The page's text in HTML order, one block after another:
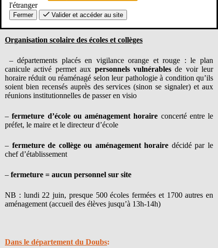
Voici les points à retenir :
Organisation scolaire des écoles et collèges
– départements placés en vigilance orange et rouge : le plan
canicule activé permet aux personnels vulnérablesde voir leur
horaire réduit ou réaménagé selon leur pathologie à condition qu’ils
soient bien recensés auprès des services (sinon se signaler) et aux
réunions institutionnelles de passer en visio
–fermeture d’école ou aménagement horaire concerté entre le
préfet, le maire et le directeur d’école
– fermeture de collège ou aménagement horaire décidé par le
chef d’établissement
– fermeture = aucun personnel sur site
NB : lundi 22 juin, presque 500 écoles fermées et 1700 autres en
aménagement (accueil des élèves jusqu’à 13h-14h)
Dans le département du Doubs:
l'étranger
Fermer Valider et accéder au site